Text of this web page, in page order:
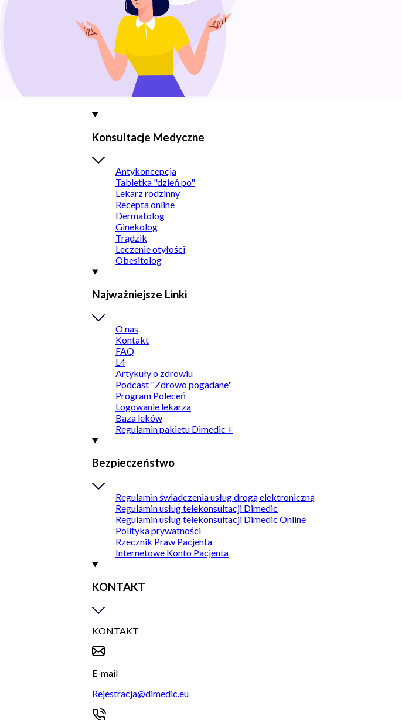
Konsultacje Medyczne
Antykoncepcja
Tabletka "dzień po"
Lekarz rodzinny
Recepta online
Dermatolog
Ginekolog
Trądzik
Leczenie otyłości
Obesitolog
Najważniejsze Linki
O nas
Kontakt
FAQ
L4
Artykuły o zdrowiu
Podcast "Zdrowo pogadane"
Program Poleceń
Logowanie lekarza
Baza leków
Regulamin pakietu Dimedic +
Bezpieczeństwo
Regulamin świadczenia usług drogą elektroniczną
Regulamin usług telekonsultacji Dimedic
Regulamin usług telekonsultacji Dimedic Online
Polityka prywatności
Rzecznik Praw Pacjenta
Internetowe Konto Pacjenta
KONTAKT
KONTAKT
E-mail
Rejestracja@dimedic.eu